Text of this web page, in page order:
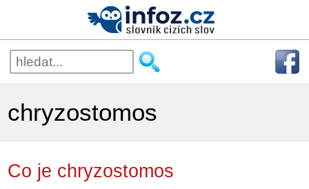
chryzostomos
Co je chryzostomos